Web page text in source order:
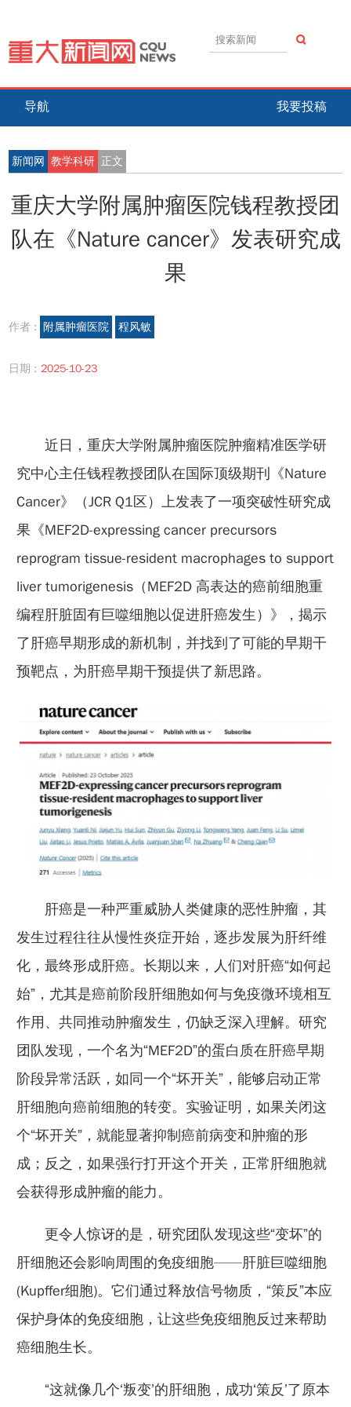
导航 我要投稿
新闻网 教学科研 正文
重庆大学附属肿瘤医院钱程教授团
队在《Nature cancer》发表研究成
果
作者 : 附属肿瘤医院 程风敏
日期 : 2025-10-23
近日，重庆大学附属肿瘤医院肿瘤精准医学研
究中心主任钱程教授团队在国际顶级期刊《Nature
Cancer》（JCR Q1区）上发表了一项突破性研究成
果《MEF2D-expressing cancer precursors
reprogram tissue-resident macrophages to support
liver tumorigenesis（MEF2D 高表达的癌前细胞重
编程肝脏固有巨噬细胞以促进肝癌发生）》，揭示
了肝癌早期形成的新机制，并找到了可能的早期干
预靶点，为肝癌早期干预提供了新思路。
肝癌是一种严重威胁人类健康的恶性肿瘤，其
发生过程往往从慢性炎症开始，逐步发展为肝纤维
化，最终形成肝癌。长期以来，人们对肝癌“如何起
始”，尤其是癌前阶段肝细胞如何与免疫微环境相互
作用、共同推动肿瘤发生，仍缺乏深入理解。研究
团队发现，一个名为“MEF2D”的蛋白质在肝癌早期
阶段异常活跃，如同一个“坏开关”，能够启动正常
肝细胞向癌前细胞的转变。实验证明，如果关闭这
个“坏开关”，就能显著抑制癌前病变和肿瘤的形
成；反之，如果强行打开这个开关，正常肝细胞就
会获得形成肿瘤的能力。
更令人惊讶的是，研究团队发现这些“变坏”的
肝细胞还会影响周围的免疫细胞——肝脏巨噬细胞
(Kupffer细胞)。它们通过释放信号物质，“策反”本应
保护身体的免疫细胞，让这些免疫细胞反过来帮助
癌细胞生长。
“这就像几个‘叛变’的肝细胞，成功‘策反’了原本